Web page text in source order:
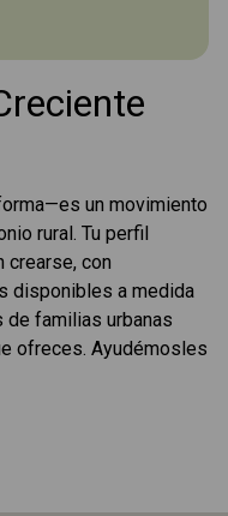
un movimiento
rural. Tu perfil
crearse, con
disponibles a medida
familias urbanas
ofreces. Ayudémosles